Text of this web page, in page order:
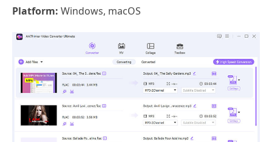
Platform: Windows, macOS